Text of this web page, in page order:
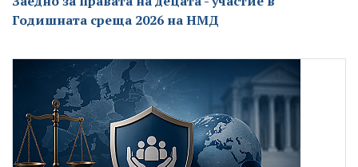
Годишната среща 2026 на НМД